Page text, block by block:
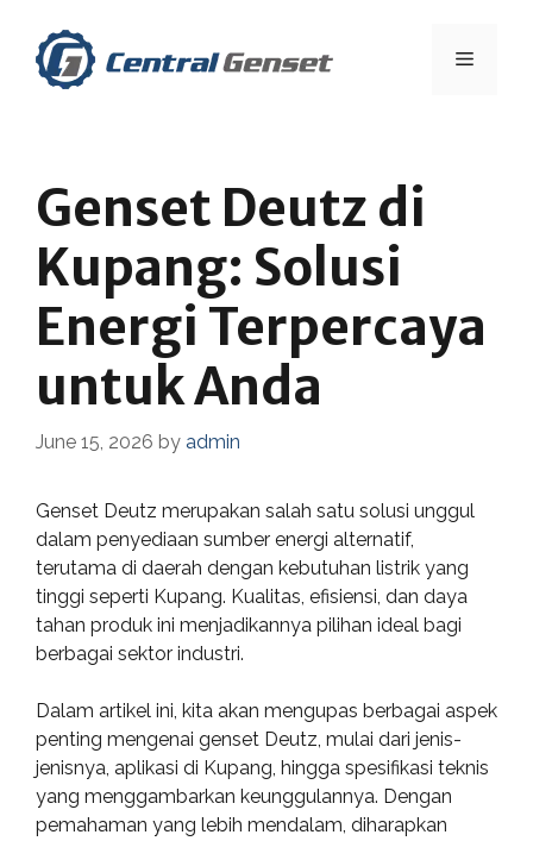
content
Menu
Genset Deutz di
Kupang: Solusi
Energi Terpercaya
untuk Anda
June 15, 2026 by admin
Genset Deutz merupakan salah satu solusi unggul
dalam penyediaan sumber energi alternatif,
terutama di daerah dengan kebutuhan listrik yang
tinggi seperti Kupang. Kualitas, efisiensi, dan daya
tahan produk ini menjadikannya pilihan ideal bagi
berbagai sektor industri.
Dalam artikel ini, kita akan mengupas berbagai aspek
penting mengenai genset Deutz, mulai dari jenis-
jenisnya, aplikasi di Kupang, hingga spesifikasi teknis
yang menggambarkan keunggulannya. Dengan
pemahaman yang lebih mendalam, diharapkan